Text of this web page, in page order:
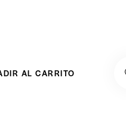
AL CARRITO